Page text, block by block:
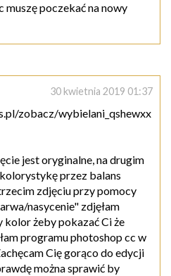
muszę poczekać na nowy
30 kwietnia 2019 01:37
zobacz/wybielani_qshewxx
jest oryginalne, na drugim
przez balans
zdjęciu przy pomocy
nasycenie" zdjęłam
kolor żeby pokazać Ci że
programu photoshop cc w
Cię gorąco do edycji
można sprawić by